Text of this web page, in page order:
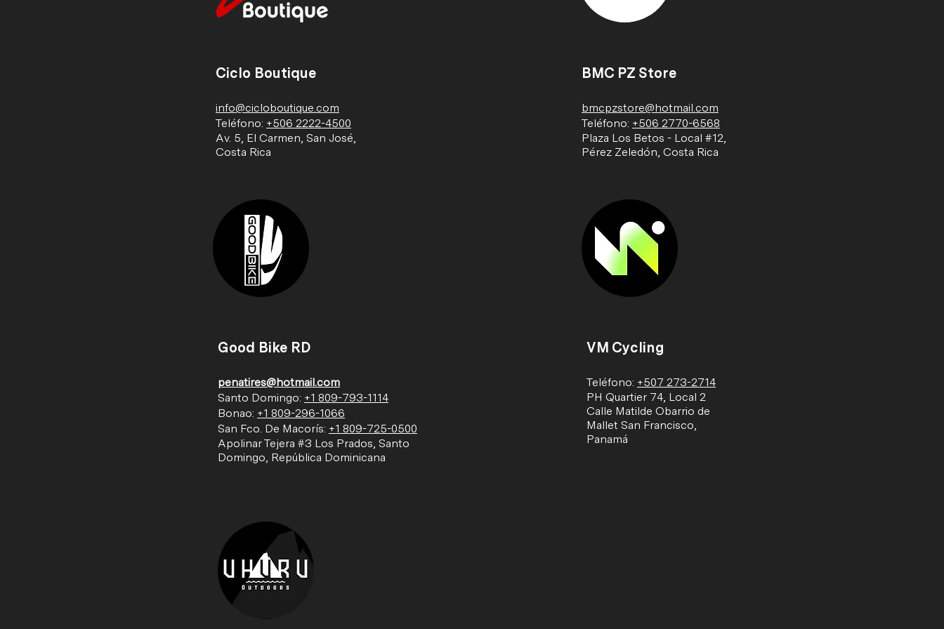
Ciclo Boutique
info@cicloboutique.com
Teléfono: +506 2222-4500
Av. 5, El Carmen, San José,
Costa Rica
Good Bike RD
penatires@hotmail.com
Santo Domingo: +1 809-793-1114
Bonao: +1 809-296-1066
San Fco. De Macorís: +1 809-725-0500
Apolinar Tejera #3 Los Prados, Santo
Domingo, República Dominicana
BMC PZ Store
bmcpzstore@hotmail.com
Teléfono: +506 2770-6568
Plaza Los Betos - Local #12,
Pérez Zeledón, Costa Rica
VM Cycling
Teléfono: +507 273-2714
PH Quartier 74, Local 2
Calle Matilde Obarrio de
Mallet San Francisco,
Panamá